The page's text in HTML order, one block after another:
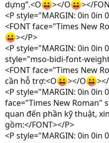
dựng”.<O
></O
></
<P style="MARGIN: 0in
<FONT face="Times New
></P>
<P style="MARGIN: 0in
style="mso-bidi-font-
<FONT face="Times New
cần hỗ trợ:<O
></O
<P style="MARGIN: 0in 0in
face="Times New Roman"
quan đến phần kỹ thuật,
gồm:</FONT></P>
<P style="MARGIN: 0in 0in